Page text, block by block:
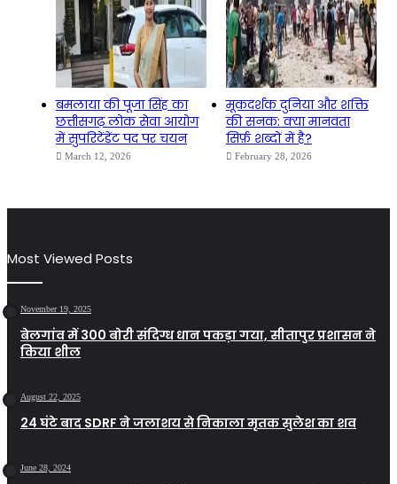
बमलाया की पूजा सिंह का
छत्तीसगढ़ लोक सेवा आयोग
में सुपरिटेंडेंट पद पर चयन
March 12, 2026
मूकदर्शक दुनिया और शक्ति
की सनक: क्या मानवता
सिर्फ़ शब्दों में है?
February 28, 2026
Most Viewed Posts
November 19, 2025
बेलगांव में 300 बोरी संदिग्ध धान पकड़ा गया, सीतापुर प्रशासन ने
किया शील
August 22, 2025
24 घंटे बाद SDRF ने जलाशय से निकाला मृतक सुलेश का शव
June 28, 2024